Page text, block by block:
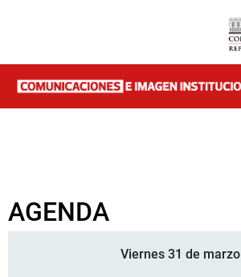
AGENDA
Viernes 31 de marzo